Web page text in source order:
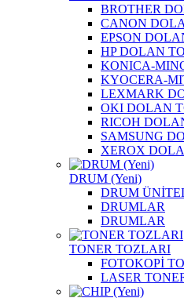
BROTHER
CANON
EPSON
HP DOLAN
KONICA-
KYOCERA-
LEXMARK
OKI DOLAN
RICOH
SAMSUNG
XEROX
DRUM (Yeni)
DRUM
DRUMLAR
DRUMLAR
TONER TOZLARI
FOTOKOPİ
LASER